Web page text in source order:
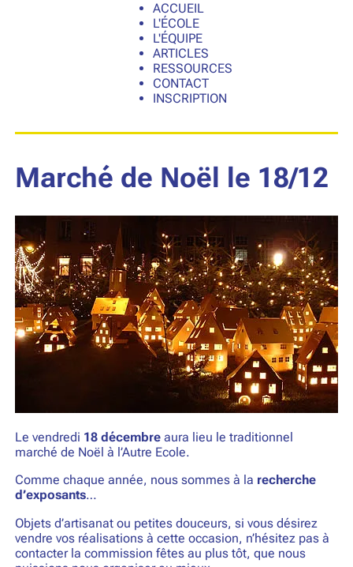
ACCUEIL
L'ÉCOLE
L'ÉQUIPE
ARTICLES
RESSOURCES
CONTACT
INSCRIPTION
Marché de Noël le 18/12
Le vendredi 18 décembreaura lieu le traditionnel
marché de Noël à l’Autre Ecole.
Comme chaque année, nous sommes à la recherche
d’exposants…
Objets d’artisanat ou petites douceurs, si vous désirez
vendre vos réalisations à cette occasion, n’hésitez pas à
contacter la commission fêtes au plus tôt, que nous